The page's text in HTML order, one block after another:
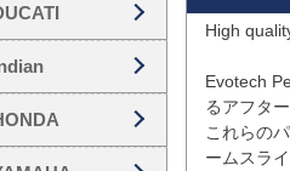
High
Evotech
るアフタ
これらの
ームスラ